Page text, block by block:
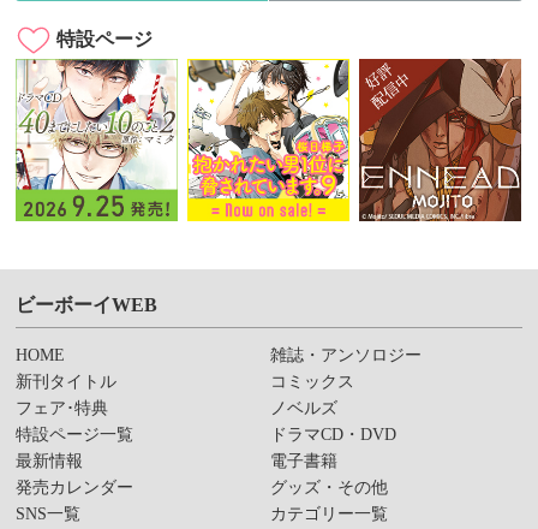
特設ページ
ビーボーイWEB
HOME
新刊タイトル
フェア･特典
特設ページ一覧
最新情報
発売カレンダー
SNS一覧
雑誌・アンソロジー
コミックス
ノベルズ
ドラマCD・DVD
電子書籍
グッズ・その他
カテゴリー一覧